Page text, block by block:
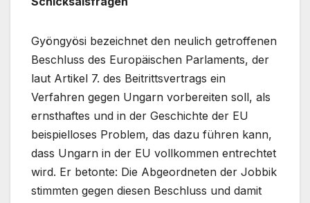
Gyöngyösi bezeichnet den neulich getroffenen
Beschluss des Europäischen Parlaments, der
laut Artikel 7. des Beitrittsvertrags ein
Verfahren gegen Ungarn vorbereiten soll, als
ernsthaftes und in der Geschichte der EU
beispielloses Problem, das dazu führen kann,
dass Ungarn in der EU vollkommen entrechtet
wird. Er betonte: Die Abgeordneten der Jobbik
stimmten gegen diesen Beschluss und damit